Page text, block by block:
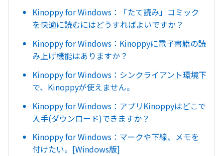
Kinoppy for Windows：「たて読み」コミック
を快適に読むにはどうすればよいですか？
Kinoppy for Windows：Kinoppyに電子書籍の読
み上げ機能はありますか？
Kinoppy for Windows：シンクライアント環境下
で、Kinoppyが使えません。
Kinoppy for Windows：アプリKinoppyはどこで
入手(ダウンロード)できますか？
Kinoppy for Windows：マークや下線、メモを
付けたい。[Windows版]